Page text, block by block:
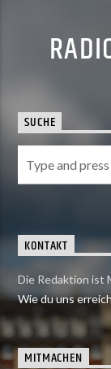
SUCHE
KONTAKT
Die Redaktion ist
Wie du uns
MITMACHEN